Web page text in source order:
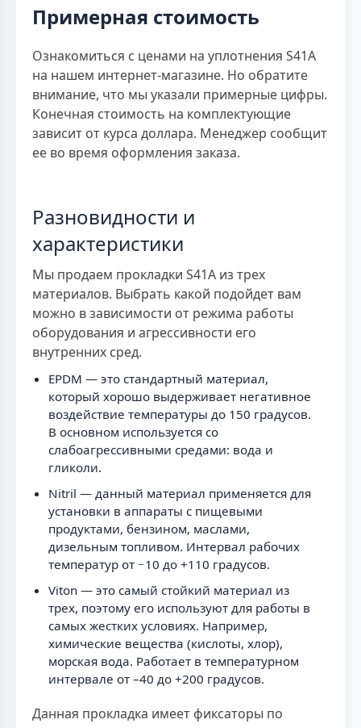
Примерная стоимость
Ознакомиться с ценами на уплотнения S41A
на нашем интернет-магазине. Но обратите
внимание, что мы указали примерные цифры.
Конечная стоимость на комплектующие
зависит от курса доллара. Менеджер сообщит
ее во время оформления заказа.
Разновидности и
характеристики
Мы продаем прокладки S41A из трех
материалов. Выбрать какой подойдет вам
можно в зависимости от режима работы
оборудования и агрессивности его
внутренних сред.
EPDM — это стандартный материал,
который хорошо выдерживает негативное
воздействие температуры до 150 градусов.
В основном используется со
слабоагрессивными средами: вода и
гликоли.
Nitril — данный материал применяется для
установки в аппараты с пищевыми
продуктами, бензином, маслами,
дизельным топливом. Интервал рабочих
температур от −10 до +110 градусов.
Viton — это самый стойкий материал из
трех, поэтому его используют для работы в
самых жестких условиях. Например,
химические вещества (кислоты, хлор),
морская вода. Работает в температурном
интервале от –40 до +200 градусов.
Данная прокладка имеет фиксаторы по